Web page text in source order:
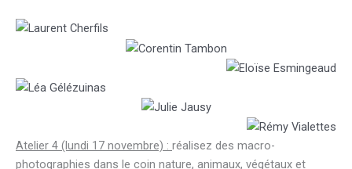
Atelier 4 (lundi 17 novembre) : réalisez des macro-
photographies dans le coin nature, animaux, végétaux et